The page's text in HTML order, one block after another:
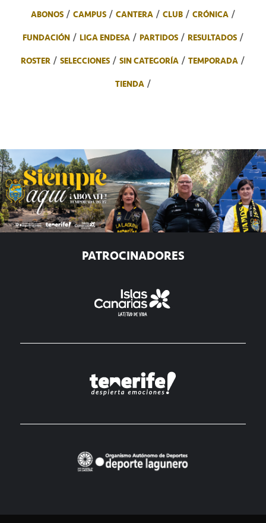
ABONOS CAMPUS CANTERA CLUB
CRÓNICA
FUNDACIÓN
LIGA ENDESA PARTIDOS
RESULTADOS
ROSTER
SELECCIONES SIN CATEGORÍA
TEMPORADA
TIENDA
PATROCINADORES